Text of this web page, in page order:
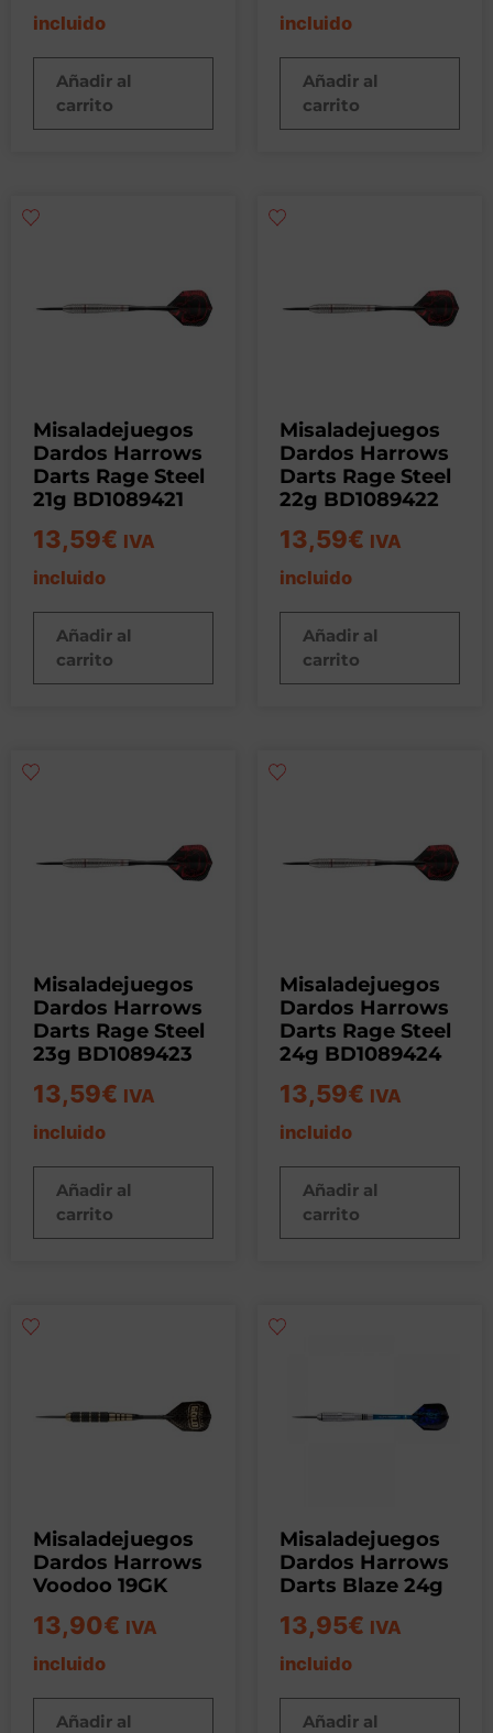
incluido
Añadir al
carrito
incluido
Añadir al
carrito
Misaladejuegos
Dardos Harrows
Darts Rage Steel
21g BD1089421
13,59€ IVA
incluido
Añadir al
carrito
Misaladejuegos
Dardos Harrows
Darts Rage Steel
22g BD1089422
13,59€ IVA
incluido
Añadir al
carrito
Misaladejuegos
Dardos Harrows
Darts Rage Steel
23g BD1089423
13,59€ IVA
incluido
Añadir al
carrito
Misaladejuegos
Dardos Harrows
Darts Rage Steel
24g BD1089424
13,59€ IVA
incluido
Añadir al
carrito
Misaladejuegos
Dardos Harrows
Voodoo 19GK
13,90€ IVA
incluido
Añadir al
Misaladejuegos
Dardos Harrows
Darts Blaze 24g
13,95€ IVA
incluido
Añadir al